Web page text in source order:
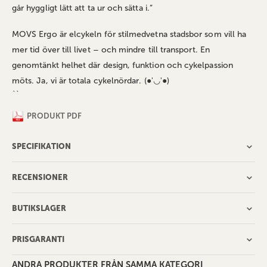
går hyggligt lätt att ta ur och sätta i.”
MOVS Ergo är elcykeln för stilmedvetna stadsbor som vill ha
mer tid över till livet – och mindre till transport. En
genomtänkt helhet där design, funktion och cykelpassion
möts. Ja, vi är totala cykelnördar. (●'◡'●)
PRODUKT PDF
SPECIFIKATION
RECENSIONER
BUTIKSLAGER
PRISGARANTI